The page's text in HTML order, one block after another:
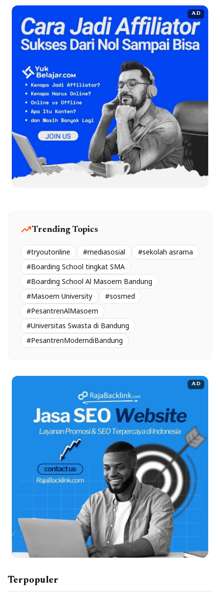
AD
trending_upTrending Topics
#tryoutonline #mediasosial
#sekolah asrama
#Boarding School tingkat SMA
#Boarding School Al Masoem Bandung
#Masoem University
#sosmed
#PesantrenAlMasoem
#Universitas Swasta di Bandung
#PesantrenModerndiBandung
AD
Terpopuler